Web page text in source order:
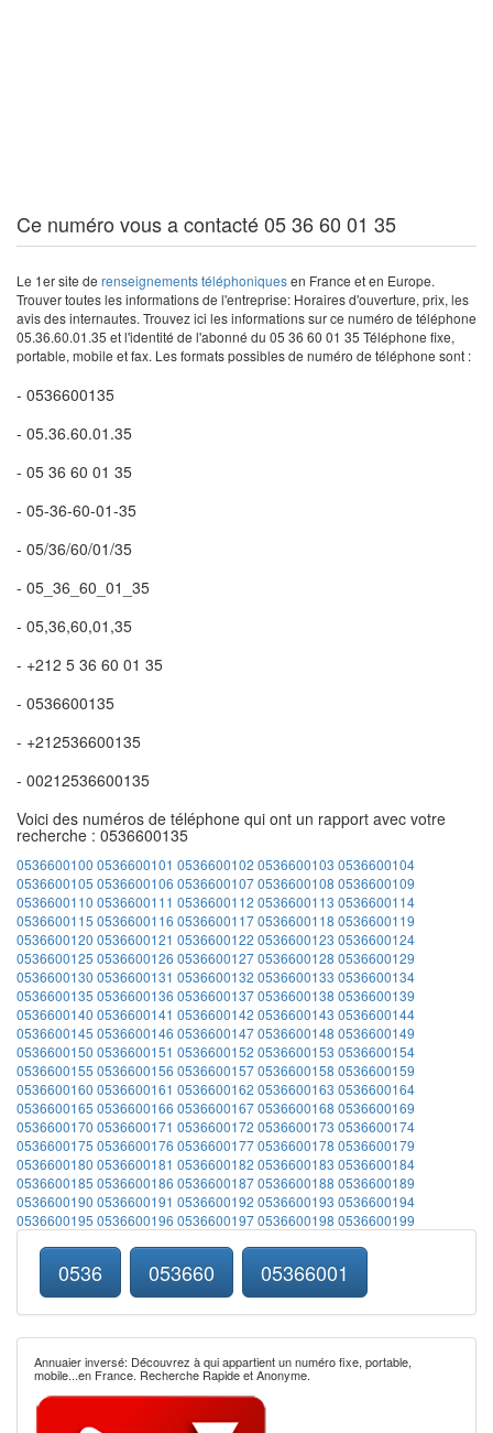
Ce numéro vous a contacté 05 36 60 01 35
Le 1er site de renseignements téléphoniquesen France et en Europe.
Trouver toutes les informations de l'entreprise: Horaires d'ouverture, prix, les
avis des internautes. Trouvez ici les informations sur ce numéro de téléphone
05.36.60.01.35 et l'identité de l'abonné du 05 36 60 01 35 Téléphone fixe,
portable, mobile et fax. Les formats possibles de numéro de téléphone sont :
- 0536600135
- 05.36.60.01.35
- 05 36 60 01 35
- 05-36-60-01-35
- 05/36/60/01/35
- 05_36_60_01_35
- 05,36,60,01,35
- +212 5 36 60 01 35
- 0536600135
- +212536600135
- 00212536600135
Voici des numéros de téléphone qui ont un rapport avec votre
recherche : 0536600135
0536600100 0536600101 0536600102 0536600103 0536600104
0536600105 0536600106 05366001070536600108 0536600109
0536600110 0536600111 0536600112 0536600113 0536600114
0536600115 0536600116 05366001170536600118 0536600119
0536600120 0536600121 0536600122 0536600123 0536600124
0536600125 0536600126 05366001270536600128 0536600129
0536600130 0536600131 0536600132 0536600133 0536600134
0536600135 0536600136 05366001370536600138 0536600139
0536600140 0536600141 0536600142 0536600143 0536600144
0536600145 0536600146 05366001470536600148 0536600149
0536600150 0536600151 0536600152 0536600153 0536600154
0536600155 0536600156 05366001570536600158 0536600159
0536600160 0536600161 0536600162 0536600163 0536600164
0536600165 0536600166 05366001670536600168 0536600169
0536600170 0536600171 0536600172 0536600173 0536600174
0536600175 0536600176 05366001770536600178 0536600179
0536600180 0536600181 0536600182 0536600183 0536600184
0536600185 0536600186 05366001870536600188 0536600189
0536600190 0536600191 0536600192 0536600193 0536600194
0536600195 0536600196 05366001970536600198 0536600199
0536 053660 05366001
Annuaier inversé: Découvrez à qui appartient un numéro fixe, portable,
mobile...en France. Recherche Rapide et Anonyme.